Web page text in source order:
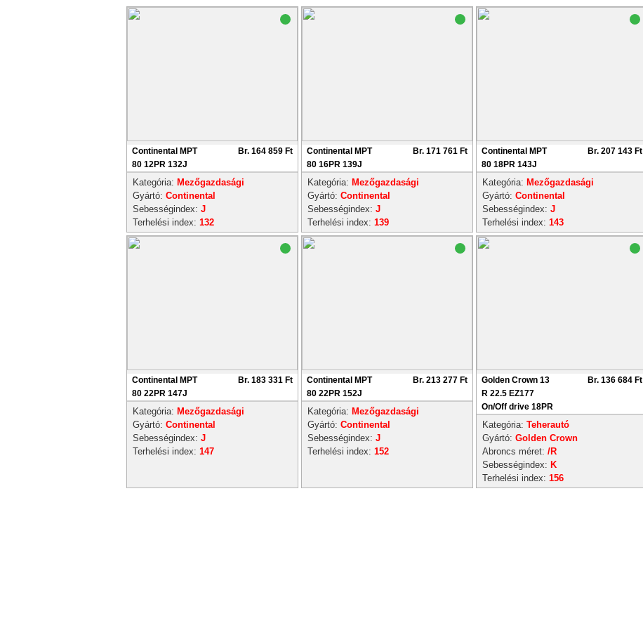
Continental MPT
80 12PR 132J
Br. 164 859 Ft
Kategória: Mezőgazdasági
Gyártó: Continental
Sebességindex: J
Terhelési index: 132
Continental MPT
80 16PR 139J
Br. 171 761 Ft
Kategória: Mezőgazdasági
Gyártó: Continental
Sebességindex: J
Terhelési index: 139
Continental MPT
80 18PR 143J
Br. 207 143 Ft
Kategória: Mezőgazdasági
Gyártó: Continental
Sebességindex: J
Terhelési index: 143
Continental MPT
80 22PR 147J
Br. 183 331 Ft
Kategória: Mezőgazdasági
Gyártó: Continental
Sebességindex: J
Terhelési index: 147
Continental MPT
80 22PR 152J
Br. 213 277 Ft
Kategória: Mezőgazdasági
Gyártó: Continental
Sebességindex: J
Terhelési index: 152
Golden Crown 13
R 22.5 EZ177
On/Off drive 18PR
Br. 136 684 Ft
Kategória: Teherautó
Gyártó: Golden Crown
Abroncs méret: /R
Sebességindex: K
Terhelési index: 156